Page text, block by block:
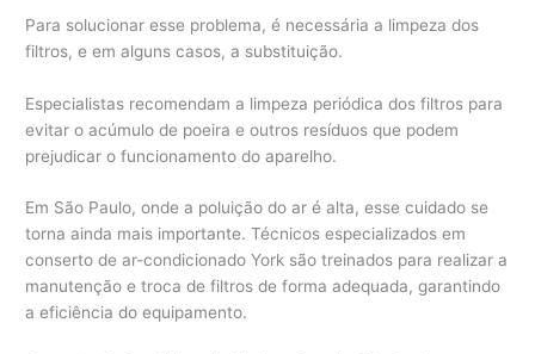
Para solucionar esse problema, é necessária a limpeza dos
filtros, e em alguns casos, a substituição.
Especialistas recomendam a limpeza periódica dos filtros para
evitar o acúmulo de poeira e outros resíduos que podem
prejudicar o funcionamento do aparelho.
Em São Paulo, onde a poluição do ar é alta, esse cuidado se
torna ainda mais importante. Técnicos especializados em
conserto de ar-condicionado York são treinados para realizar a
manutenção e troca de filtros de forma adequada, garantindo
a eficiência do equipamento.